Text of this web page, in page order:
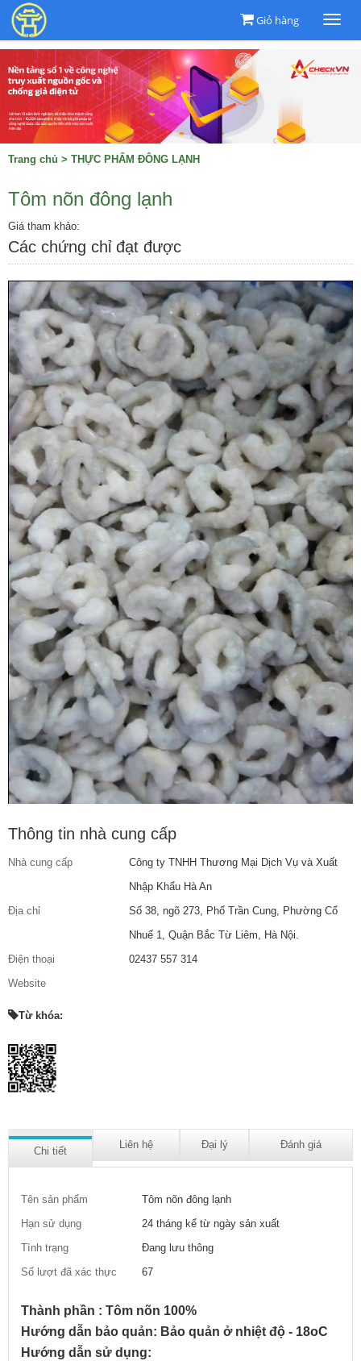
Giỏ hàng
Trang chủ > THỰC PHẨM ĐÔNG LẠNH
Tôm nõn đông lạnh
Giá tham khảo:
Các chứng chỉ đạt được
Thông tin nhà cung cấp
Nhà cung cấp
Công ty TNHH Thương Mại Dịch Vụ và Xuất
Nhập Khẩu Hà An
Địa chỉ
Số 38, ngõ 273, Phố Trần Cung, Phường Cổ
Nhuế 1, Quận Bắc Từ Liêm, Hà Nội.
Điện thoại
02437 557 314
Website
Từ khóa:
Chi tiết
Liên hệ Đại lý Đánh giá
Tên sản phẩm
Tôm nõn đông lạnh
Hạn sử dụng
24 tháng kể từ ngày sản xuất
Tình trạng
Đang lưu thông
Số lượt đã xác thực
67
Thành phần : Tôm nõn 100%
Hướng dẫn bảo quản: Bảo quản ở nhiệt độ - 18oC
Hướng dẫn sử dụng: